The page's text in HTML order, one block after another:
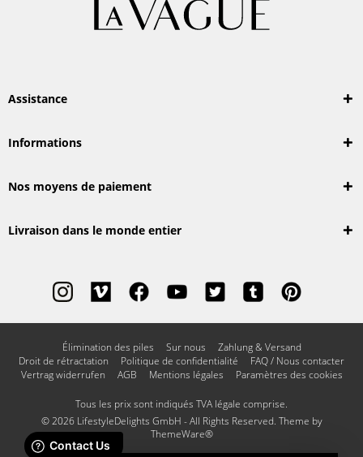
Assistance
Informations
Nos moyens de paiement
Livraison dans le monde entier
Élimination des piles Sur nous
Zahlung & Versand
Droit de rétractation
Politique de confidentialité
FAQ / Nous contacter
Vertrag widerrufen
AGB Mentions légales Paramètres des cookies
Tous les prix sont indiqués TVA légale comprise.
© 2026 LifestyleDelights GmbH - All Rights Reserved. Theme by
ThemeWare®